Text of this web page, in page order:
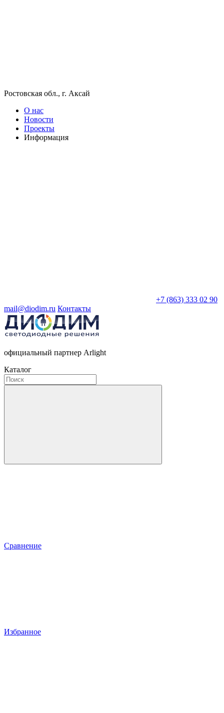
Ростовская обл., г. Аксай
О нас
Новости
Проекты
Информация
+7 (863) 333 02 90
mail@diodim.ru Контакты
официальный партнер Arlight
Каталог
Сравнение
Избранное